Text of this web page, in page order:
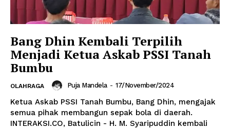
Bang Dhin Kembali Terpilih
Menjadi Ketua Askab PSSI Tanah
Bumbu
OLAHRAGA Puja Mandela - 17/November/2024
Ketua Askab PSSI Tanah Bumbu, Bang Dhin, mengajak
semua pihak membangun sepak bola di daerah.
INTERAKSI.CO, Batulicin - H. M. Syaripuddin kembali